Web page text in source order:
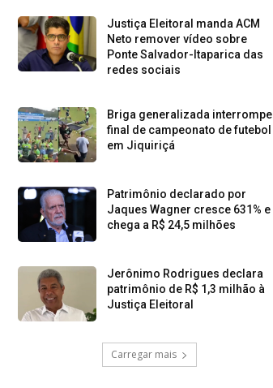
Justiça Eleitoral manda ACM
Neto remover vídeo sobre
Ponte Salvador-Itaparica das
redes sociais
Briga generalizada interrompe
final de campeonato de futebol
em Jiquiriçá
Patrimônio declarado por
Jaques Wagner cresce 631% e
chega a R$ 24,5 milhões
Jerônimo Rodrigues declara
patrimônio de R$ 1,3 milhão à
Justiça Eleitoral
Carregar mais